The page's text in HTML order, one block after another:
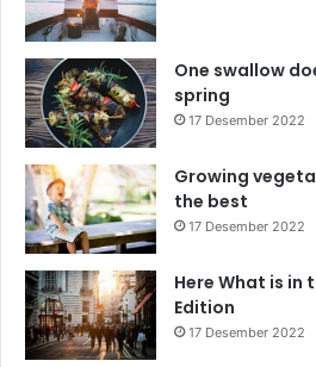
One swallow
spring
17 Desember 2022
Growing
the best
17 Desember 2022
Here What is in
Edition
17 Desember 2022